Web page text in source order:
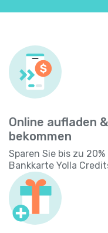
Online aufladen
bekommen
Sparen Sie bis zu
Bankkarte Yolla